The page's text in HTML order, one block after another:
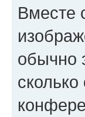
Вместе
обычно